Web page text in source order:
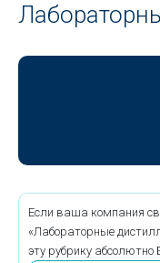
Если ваша компания
«Лабораторные
эту рубрику